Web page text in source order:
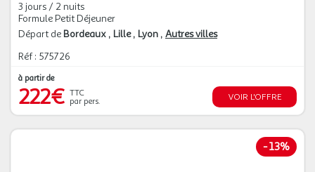
3 jours / 2 nuits
Formule Petit Déjeuner
Départ de Bordeaux Lille Lyon Autres villes
Réf : 575726
à partir de
222€ TTC
par pers.
VOIR L'OFFRE
-13%